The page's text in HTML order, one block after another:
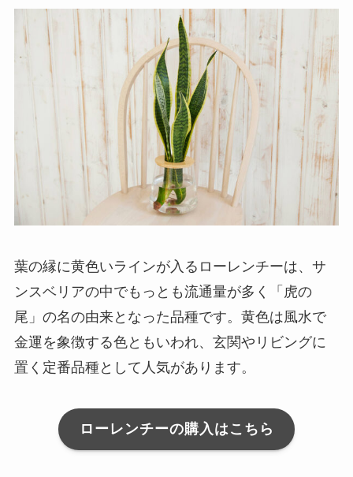
葉の縁に黄色いラインが入るローレンチーは、サ
ンスベリアの中でもっとも流通量が多く「虎の
尾」の名の由来となった品種です。黄色は風水で
金運を象徴する色ともいわれ、玄関やリビングに
置く定番品種として人気があります。
ローレンチーの購入はこちら